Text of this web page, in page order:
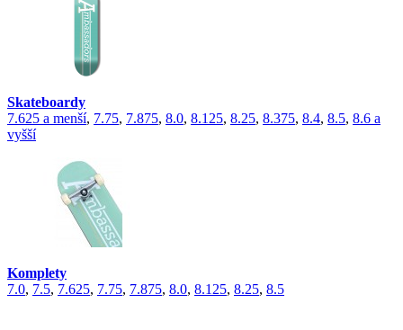
Skateboardy
7.625 a menší, 7.75, 7.875, 8.0, 8.125, 8.25, 8.375, 8.4, 8.5, 8.6 a
vyšší
Komplety
7.0, 7.5, 7.625, 7.75, 7.875, 8.0, 8.125, 8.25, 8.5